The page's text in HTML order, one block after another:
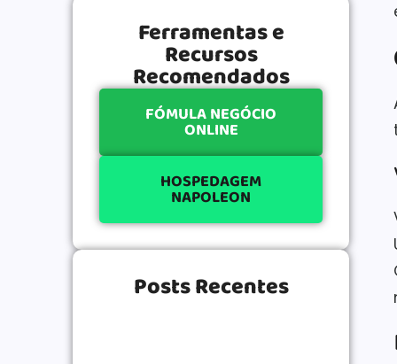
Ferramentas e
Recursos
Recomendados
FÓMULA NEGÓCIO
ONLINE
HOSPEDAGEM
NAPOLEON
Posts Recentes